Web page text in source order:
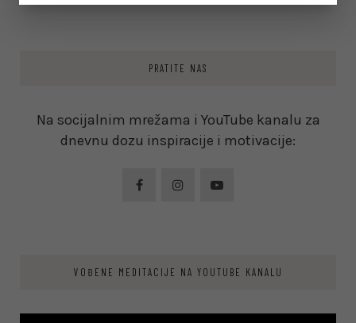
PRATITE NAS
Na socijalnim mrežama i YouTube kanalu za
dnevnu dozu inspiracije i motivacije:
VOĐENE MEDITACIJE NA YOUTUBE KANALU